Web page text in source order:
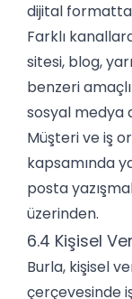
dijital
Farklı
sitesi, blog,
benzeri
sosyal medya
Müşteri ve iş
kapsamında
posta
üzerinden.
6.4 Kişisel
Burla, kişisel
çerçevesinde